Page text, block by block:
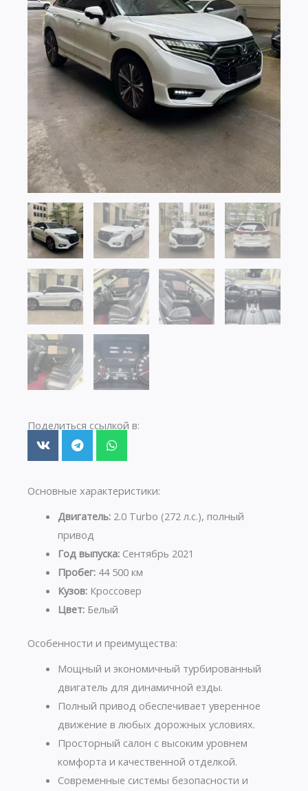
Поделиться ссылкой в:
Основные характеристики:
Двигатель:2.0 Turbo (272 л.с.), полный
привод
Год выпуска:Сентябрь 2021
Пробег:44 500 км
Кузов:Кроссовер
Цвет:Белый
Особенности и преимущества:
Мощный и экономичный турбированный
двигатель для динамичной езды.
Полный привод обеспечивает уверенное
движение в любых дорожных условиях.
Просторный салон с высоким уровнем
комфорта и качественной отделкой.
Современные системы безопасности и